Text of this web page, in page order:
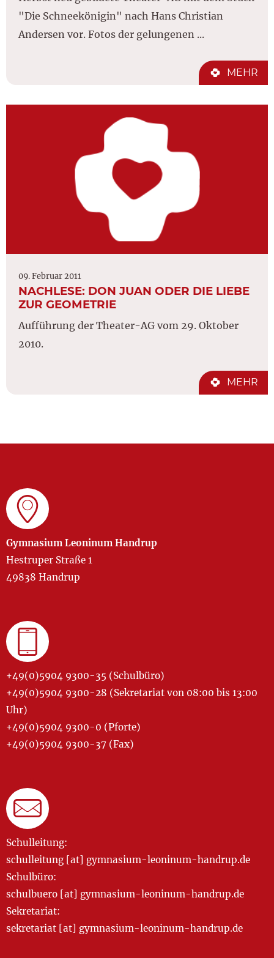
"Die Schneekönigin" nach Hans Christian
Andersen vor. Fotos der gelungenen ...
MEHR
09. Februar 2011
NACHLESE: DON JUAN ODER DIE LIEBE
ZUR GEOMETRIE
Aufführung der Theater-AG vom 29. Oktober
2010.
MEHR
Gymnasium Leoninum Handrup
Hestruper Straße 1
49838 Handrup
+49(0)5904 9300-35 (Schulbüro)
+49(0)5904 9300-28 (Sekretariat von 08:00 bis 13:00
Uhr)
+49(0)5904 9300-0 (Pforte)
+49(0)5904 9300-37 (Fax)
Schulleitung:
schulleitung [at] gymnasium-leoninum-handrup.de
Schulbüro:
schulbuero [at] gymnasium-leoninum-handrup.de
Sekretariat:
sekretariat [at] gymnasium-leoninum-handrup.de